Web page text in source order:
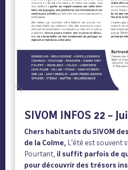
SIVOM INFOS 22 –
Chers habitants du SIVOM
de la Colme, L'été est souvent
Pourtant, il suffit parfois de
pour découvrir des trésors